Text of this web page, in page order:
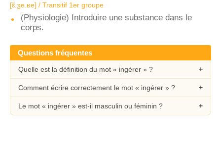
[ɛ̃.ʒe.ʁe] / Transitif 1er groupe
(Physiologie) Introduire une substance dans le
corps.
Questions fréquentes
Quelle est la définition du mot « ingérer » ?
Comment écrire correctement le mot « ingérer » ?
Le mot « ingérer » est-il masculin ou féminin ?